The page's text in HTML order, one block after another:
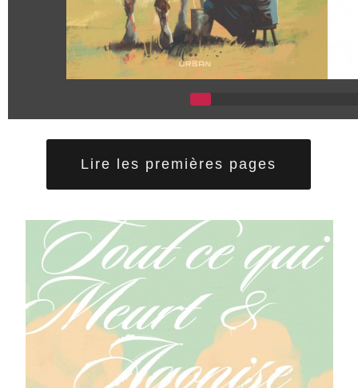
Lire les premières pages